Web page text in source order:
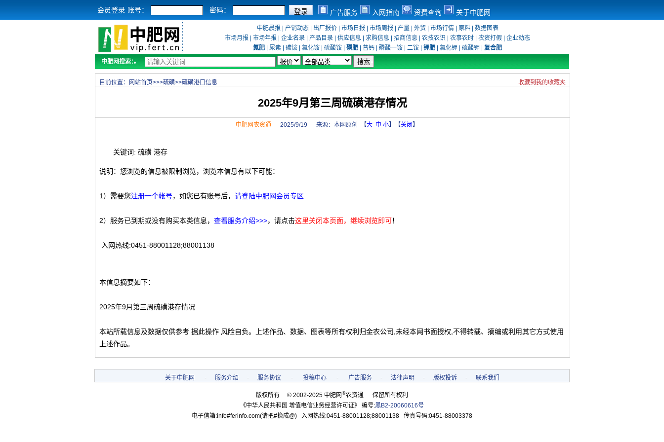
会员登录 账号： 密码： 广告服务 入网指南 资费查询 关于中肥网
中肥晨报 产销动态| 出厂报价| 市场日报 市场周报 产量| 外贸 市场行情| 原料| 数据图表
市场月报
市场年报 企业名录 产品目录 供应信息 求购信息 招商信息 农技农识 农事农时 农资打假
企业动态
氮肥
尿素 碳铵 氯化铵 硫酸铵 磷肥 普钙 磷酸一铵 二铵 钾肥 氯化钾 硫酸钾
复合肥
中肥网搜索：
目前位置： 网站首页>>>硫磺>>硫磺港口信息 收藏到我的收藏夹
2025年9月第三周硫磺港存情况
中肥网农资通 2025/9/19 来源： 本网原创 【大 中 小】【关闭】
关键词: 硫磺 港存
说明：您浏览的信息被限制浏览，浏览本信息有以下可能：
1）需要您注册一个帐号，如您已有账号后， 请登陆中肥网会员专区
2）服务已到期或没有购买本类信息， 查看服务介绍>>>，请点击这里关闭本页面，继续浏览即可！
入网热线:0451-88001128;88001138
本信息摘要如下：
2025年9月第三周硫磺港存情况
本站所载信息及数据仅供参考 据此操作 风险自负。上述作品、数据、图表等所有权利归金农公司,未经本网书面授权,不得转载、摘编或利用其它方式使用
上述作品。
关于中肥网 - 服务介绍 - 服务协议 - 投稿中心 - 广告服务 - 法律声明 - 版权投诉 - 联系我们
版权所有 © 2002-2025 中肥网®农资通 保留所有权利
《中华人民共和国 增值电信业务经营许可证》 编号:黑B2-20060616号
电子信箱:info#ferinfo.com(请把#换成@) 入网热线:0451-88001128;88001138 传真号码:0451-88003378